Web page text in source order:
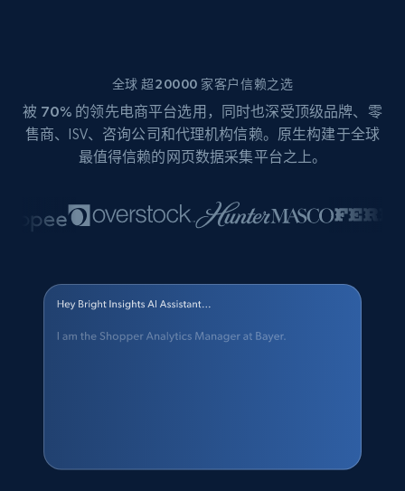
全球 超20000 家客户信赖之选
被 70% 的领先电商平台选用，同时也深受顶级品牌、零
售商、ISV、咨询公司和代理机构信赖。原生构建于全球
最值得信赖的网页数据采集平台之上。